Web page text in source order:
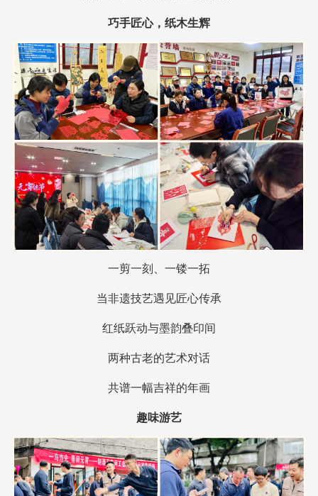
巧手匠心，纸木生辉
一剪一刻、一镂一拓
当非遗技艺遇见匠心传承
红纸跃动与墨韵叠印间
两种古老的艺术对话
共谱一幅吉祥的年画
趣味游艺